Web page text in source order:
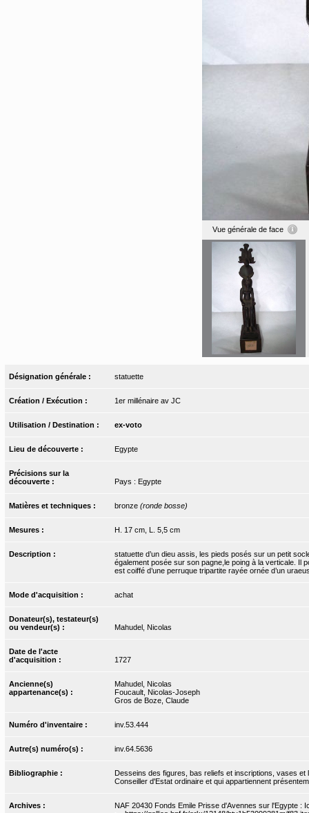
Vue générale de face
Désignation générale : statuette
Création / Exécution : 1er millénaire av JC
Utilisation / Destination : ex-voto
Lieu de découverte : Egypte
Précisions sur la
découverte :
Pays : Egypte
Matières et techniques : bronze (ronde bosse)
Mesures : H. 17 cm, L. 5,5 cm
Description :
statuette d’un dieu assis, les pieds posés sur un petit
également posée sur son pagne,le poing à la verticale. Il
est coiffé d’une perruque tripartite rayée ornée d’un
Mode d'acquisition : achat
Donateur(s), testateur(s)
ou vendeur(s) :
Mahudel, Nicolas
Date de l'acte
d'acquisition :
1727
Ancienne(s)
appartenance(s) :
Mahudel, Nicolas
Foucault, Nicolas-Joseph
Gros de Boze, Claude
Numéro d'inventaire : inv.53.444
Autre(s) numéro(s) : inv.64.5636
Bibliographie :
Desseins des figures, bas reliefs et inscriptions, vases
Conseiller d'Estat ordinaire et qui appartiennent
Archives :
NAF 20430 Fonds Emile Prisse d'Avennes sur l'Egypte :